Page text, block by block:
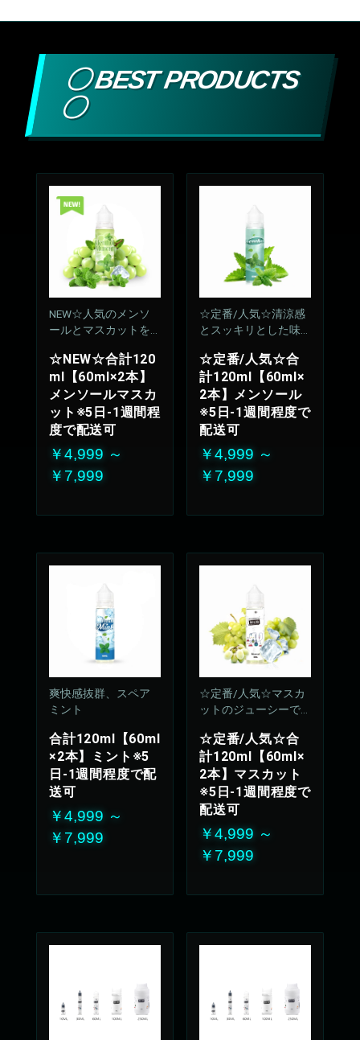
〇 BEST PRODUCTS
〇
NEW☆人気のメンソ
ールとマスカットをM
☆NEW☆合計120
ml【60ml×2本】
メンソールマスカ
ット※5日-1週間程
度で配送可
￥4,999 ～
￥7,999
☆定番/人気☆清涼感
とスッキリとした味
来ない安定のリフレ
ッシュ感
50%VG：50%PG
☆定番/人気☆合
計120ml【60ml×
2本】メンソール
※5日-1週間程度で
配送可
￥4,999 ～
￥7,999
爽快感抜群、スペア
ミント
合計120ml【60ml
×2本】ミント※5
日-1週間程度で配
送可
￥4,999 ～
￥7,999
☆定番/人気☆マスカ
ットのジューシーで
広がります
50%VG：50%PG
☆定番/人気☆合
計120ml【60ml×
2本】マスカット
※5日-1週間程度で
配送可
￥4,999 ～
￥7,999